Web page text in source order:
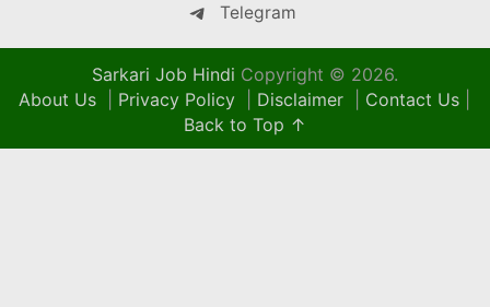
Telegram
Sarkari Job Hindi Copyright © 2026.
About Us
Privacy Policy Disclaimer Contact Us
Back to Top ↑